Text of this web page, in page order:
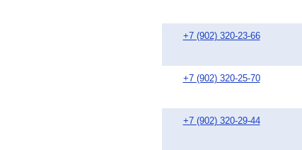
+7 (902) 320-23-66
+7 (902) 320-25-70
+7 (902) 320-29-44